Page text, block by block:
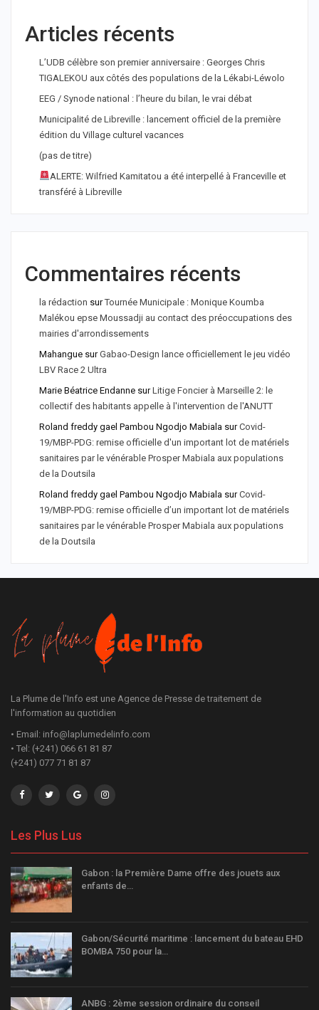
Articles récents
L’UDB célèbre son premier anniversaire : Georges Chris
TIGALEKOU aux côtés des populations de la Lékabi-Léwolo
EEG / Synode national : l’heure du bilan, le vrai débat
Municipalité de Libreville : lancement officiel de la première
édition du Village culturel vacances
(pas de titre)
ALERTE: Wilfried Kamitatou a été interpellé à Franceville et
transféré à Libreville
Commentaires récents
la rédaction surTournée Municipale : Monique Koumba
Malékou epse Moussadji au contact des préoccupations des
mairies d'arrondissements
Mahangue surGabao-Design lance officiellement le jeu vidéo
LBV Race 2 Ultra
Marie Béatrice Endanne surLitige Foncier à Marseille 2: le
collectif des habitants appelle à l'intervention de l'ANUTT
Roland freddy gael Pambou Ngodjo Mabiala surCovid-
19/MBP-PDG: remise officielle d'un important lot de matériels
sanitaires par le vénérable Prosper Mabiala aux populations
de la Doutsila
Roland freddy gael Pambou Ngodjo Mabiala surCovid-
19/MBP-PDG: remise officielle d’un important lot de matériels
sanitaires par le vénérable Prosper Mabiala aux populations
de la Doutsila
La Plume de l'Info est une Agence de Presse de traitement de
l'information au quotidien
• Email: info@laplumedelinfo.com
• Tel: (+241) 066 61 81 87
(+241) 077 71 81 87
Les Plus Lus
Gabon : la Première Dame offre des jouets aux
enfants de…
Gabon/Sécurité maritime : lancement du bateau EHD
BOMBA 750 pour la…
ANBG : 2ème session ordinaire du conseil